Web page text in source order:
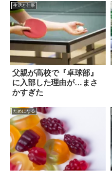
生活と仕事
父親が高校で『卓球部』
に入部した理由が…まさ
かすぎた
ためになる